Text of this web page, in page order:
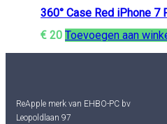
360° Case Red iPhone 7
€ 20 Toevoegen aan
ReApple merk van EHBO-PC bv
Leopoldlaan 97